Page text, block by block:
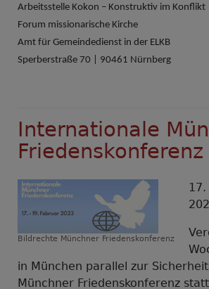
Arbeitsstelle Kokon – Konstruktiv im Konflikt
Forum missionarische Kirche
Amt für Gemeindedienst in der ELKB
Sperberstraße 70 | 90461 Nürnberg
Internationale
Friedenskonferenz
Bildrechte Münchner Friedenskonferenz
17.
in München parallel zur
Münchner Friedenskonferenz